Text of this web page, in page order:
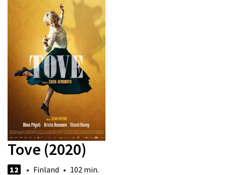
Tove (2020)
12 • Finland • 102 min.